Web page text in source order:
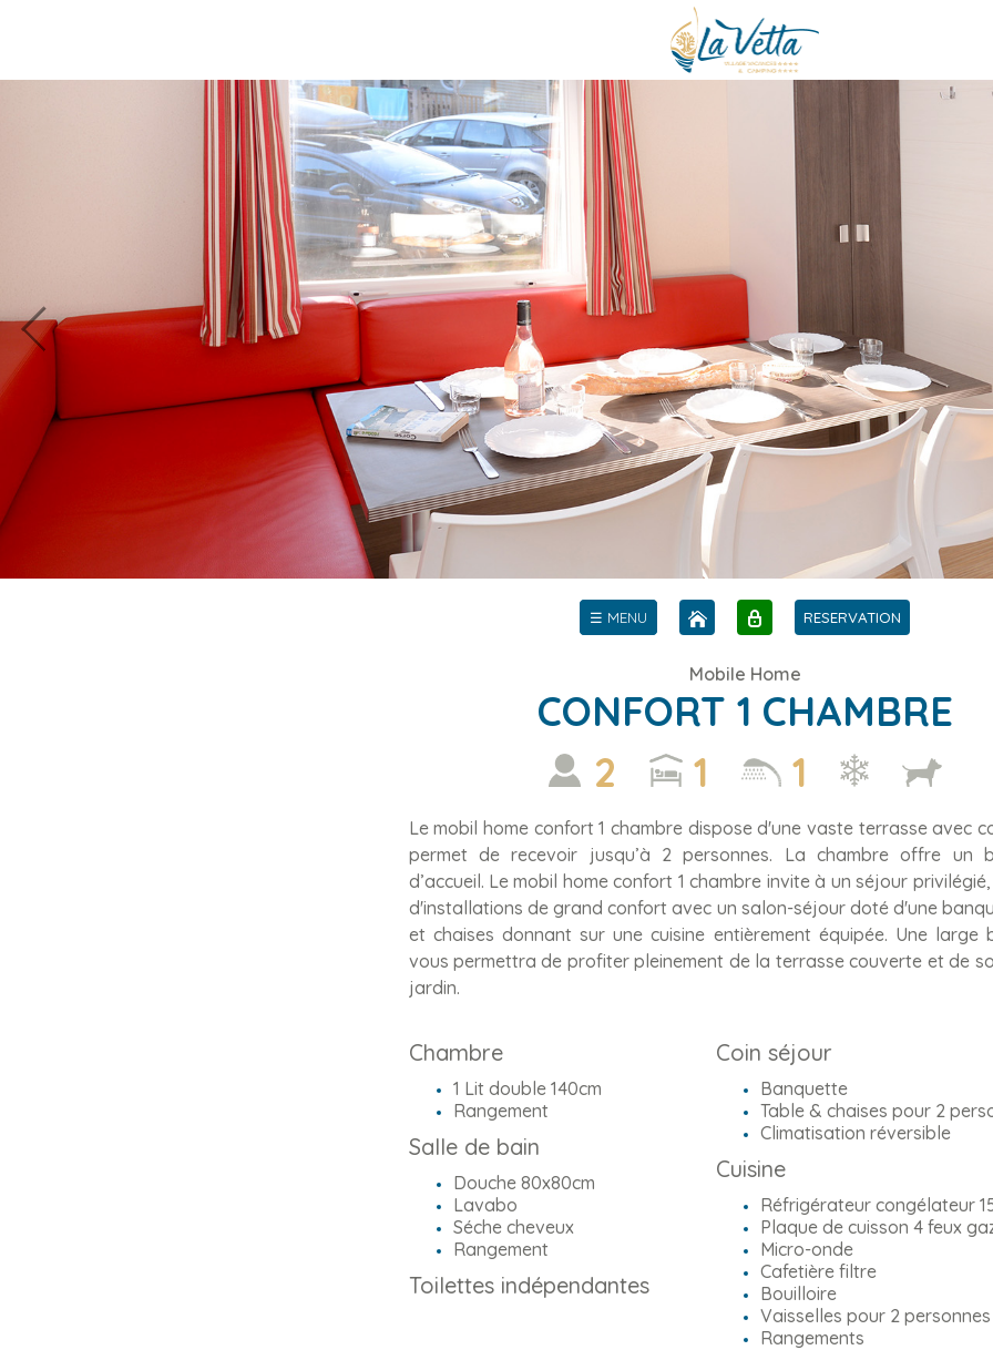
☰ MENU RESERVATION
Mobile Home
CONFORT 1 CHAMBRE
2
1 1
Le mobil home confort 1 chambre dispose d'une vaste terrasse avec
permet de recevoir jusqu’à 2 personnes. La chambre offre un
d’accueil. Le mobil home confort 1 chambre invite à un séjour
d'installations de grand confort avec un salon-séjour doté d'une
et chaises donnant sur une cuisine entièrement équipée. Une large
vous permettra de profiter pleinement de la terrasse couverte et de
jardin.
Chambre
1 Lit double 140cm
Rangement
Salle de bain
Douche 80x80cm
Lavabo
Séche cheveux
Rangement
Toilettes indépendantes
Coin séjour
Banquette
Table & chaises pour 2
Climatisation réversible
Cuisine
Réfrigérateur congélateur
Plaque de cuisson 4 feux
Micro-onde
Cafetière filtre
Bouilloire
Vaisselles pour 2 personnes
Rangements